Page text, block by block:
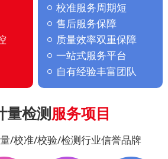
校准服务周期短
售后服务保障
质量效率双重保障
一站式服务平台
自有经验丰富团队
量检测服务项目
/校准/校验/检测行业信誉品牌